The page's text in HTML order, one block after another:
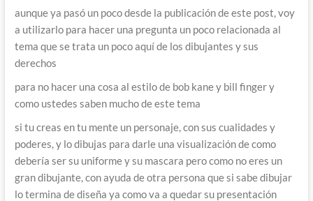
aunque ya pasó un poco desde la publicación de este post, voy
a utilizarlo para hacer una pregunta un poco relacionada al
tema que se trata un poco aquí de los dibujantes y sus
derechos
para no hacer una cosa al estilo de bob kane y bill finger y
como ustedes saben mucho de este tema
si tu creas en tu mente un personaje, con sus cualidades y
poderes, y lo dibujas para darle una visualización de como
debería ser su uniforme y su mascara pero como no eres un
gran dibujante, con ayuda de otra persona que si sabe dibujar
lo termina de diseña ya como va a quedar su presentación